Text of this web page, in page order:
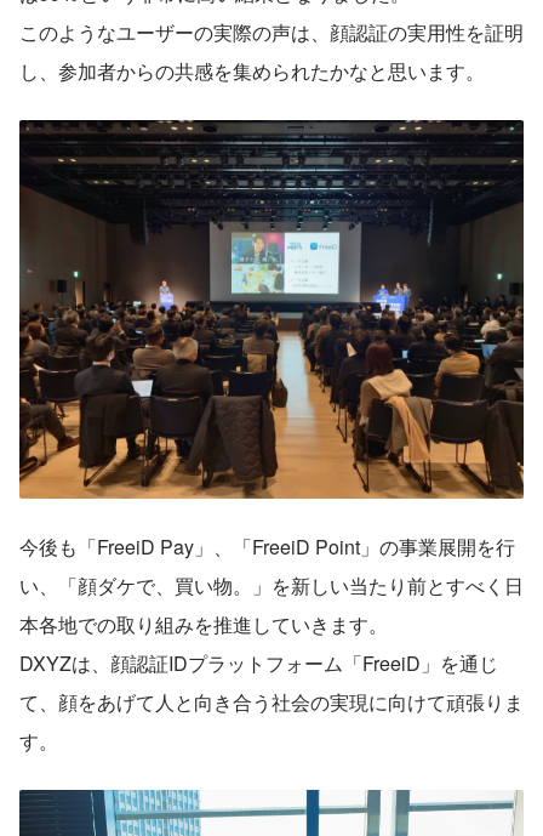
このようなユーザーの実際の声は、顔認証の実用性を証明
し、参加者からの共感を集められたかなと思います。
今後も「FreeiD Pay」、「FreeiD Point」の事業展開を行
い、「顔ダケで、買い物。」を新しい当たり前とすべく日
本各地での取り組みを推進していきます。
DXYZは、顔認証IDプラットフォーム「FreeiD」を通じ
て、顔をあげて人と向き合う社会の実現に向けて頑張りま
す。